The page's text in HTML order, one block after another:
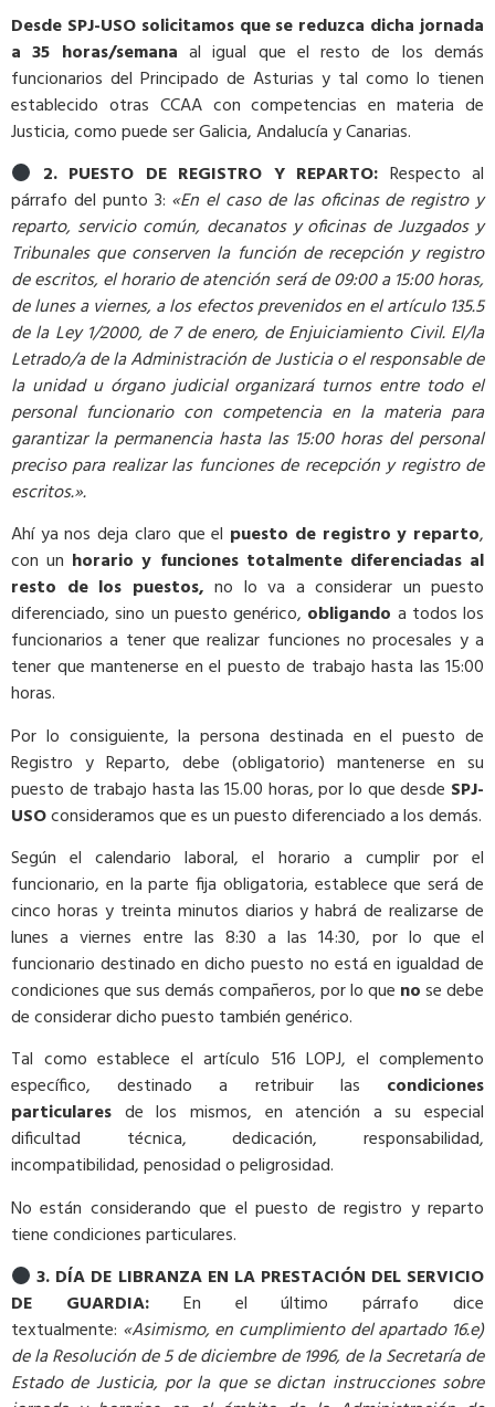
Desde SPJ-USO solicitamos que se reduzca dicha jornada
a 35 horas/semana al igual que el resto de los demás
funcionarios del Principado de Asturias y tal como lo tienen
establecido otras CCAA con competencias en materia de
Justicia, como puede ser Galicia, Andalucía y Canarias.
2. PUESTO DE REGISTRO Y REPARTO: Respecto al
párrafo del punto 3: «En el caso de las oficinas de registro y
reparto, servicio común, decanatos y oficinas de Juzgados y
Tribunales que conserven la función de recepción y registro
de escritos, el horario de atención será de 09:00 a 15:00 horas,
de lunes a viernes, a los efectos prevenidos en el artículo 135.5
de la Ley 1/2000, de 7 de enero, de Enjuiciamiento Civil. El/la
Letrado/a de la Administración de Justicia o el responsable de
la unidad u órgano judicial organizará turnos entre todo el
personal funcionario con competencia en la materia para
garantizar la permanencia hasta las 15:00 horas del personal
preciso para realizar las funciones de recepción y registro de
escritos.».
Ahí ya nos deja claro que el puesto de registro y reparto,
con un horario y funciones totalmente diferenciadas al
resto de los puestos, no lo va a considerar un puesto
diferenciado, sino un puesto genérico, obligando a todos los
funcionarios a tener que realizar funciones no procesales y a
tener que mantenerse en el puesto de trabajo hasta las 15:00
horas.
Por lo consiguiente, la persona destinada en el puesto de
Registro y Reparto, debe (obligatorio) mantenerse en su
puesto de trabajo hasta las 15.00 horas, por lo que desde SPJ-
USOconsideramos que es un puesto diferenciado a los demás.
Según el calendario laboral, el horario a cumplir por el
funcionario, en la parte fija obligatoria, establece que será de
cinco horas y treinta minutos diarios y habrá de realizarse de
lunes a viernes entre las 8:30 a las 14:30, por lo que el
funcionario destinado en dicho puesto no está en igualdad de
condiciones que sus demás compañeros, por lo que nose debe
de considerar dicho puesto también genérico.
Tal como establece el artículo 516 LOPJ, el complemento
específico, destinado a retribuir las condiciones
particulares de los mismos, en atención a su especial
dificultad técnica, dedicación, responsabilidad,
incompatibilidad, penosidad o peligrosidad.
No están considerando que el puesto de registro y reparto
tiene condiciones particulares.
3. DÍA DE LIBRANZA EN LA PRESTACIÓN DEL SERVICIO
DE GUARDIA: En el último párrafo dice
textualmente: «Asimismo, en cumplimiento del apartado 16.e)
de la Resolución de 5 de diciembre de 1996, de la Secretaría de
Estado de Justicia, por la que se dictan instrucciones sobre